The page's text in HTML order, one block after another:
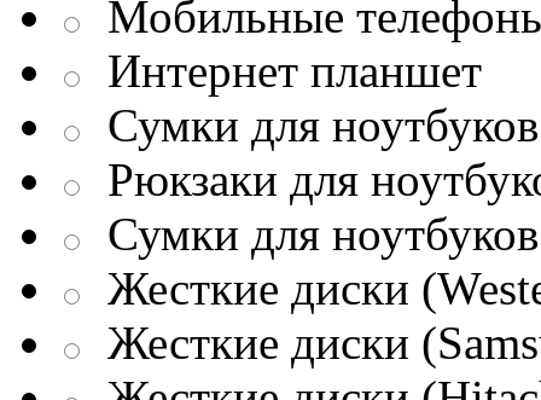
Мобильные
Интернет планшет
Сумки для
Рюкзаки для
Сумки для
Жесткие диски
Жесткие диски